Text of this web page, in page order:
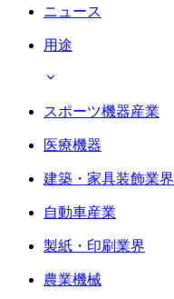
ニュース
用途
スポーツ機器産業
医療機器
建築・家具装飾業界
自動車産業
製紙・印刷業界
農業機械